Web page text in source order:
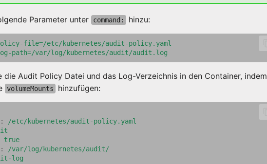
Parameter unter command: hinzu:
file=/etc/kubernetes/audit-policy.yaml
path=/var/log/kubernetes/audit/audit.log
die Audit Policy Datei und das Log-Verzeichnis in den Container, indem
volumeMounts hinzufügen:
:
/etc/kubernetes/audit-policy.yaml
true
:
/var/log/kubernetes/audit/
log